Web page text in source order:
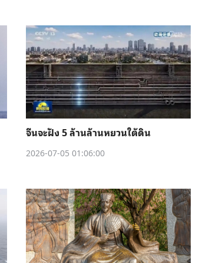
จีนจะฝัง 5 ล้านล้านหยวนใต้ดิน
2026-07-05 01:06:00